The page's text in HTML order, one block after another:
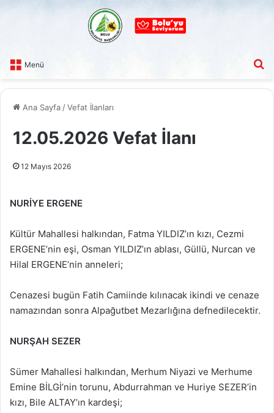
Menü
Ana Sayfa /Vefat İlanları
12.05.2026 Vefat İlanı
12 Mayıs 2026
NURİYE ERGENE
Kültür Mahallesi halkından, Fatma YILDIZ’ın kızı, Cezmi
ERGENE’nin eşi, Osman YILDIZ’ın ablası, Güllü, Nurcan ve
Hilal ERGENE’nin anneleri;
Cenazesi bugün Fatih Camiinde kılınacak ikindi ve cenaze
namazından sonra Alpağutbet Mezarlığına defnedilecektir.
NURŞAH SEZER
Sümer Mahallesi halkından, Merhum Niyazi ve Merhume
Emine BİLGİ’nin torunu, Abdurrahman ve Huriye SEZER’in
kızı, Bile ALTAY’ın kardeşi;